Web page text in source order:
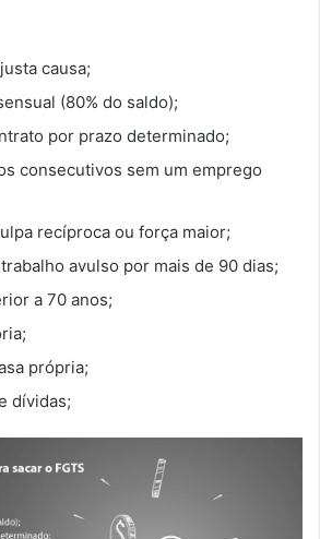
causa;
(80% do saldo);
por prazo determinado;
consecutivos sem um emprego
recíproca ou força maior;
avulso por mais de 90 dias;
a 70 anos;
própria;
dívidas;